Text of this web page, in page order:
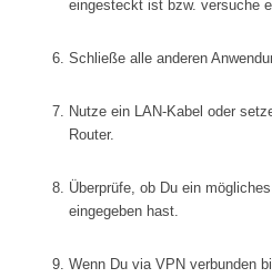
eingesteckt ist bzw. versuche
Schließe alle anderen
Nutze ein LAN-Kabel oder
Router.
Überprüfe, ob Du ein
eingegeben hast.
Wenn Du via VPN verbunden